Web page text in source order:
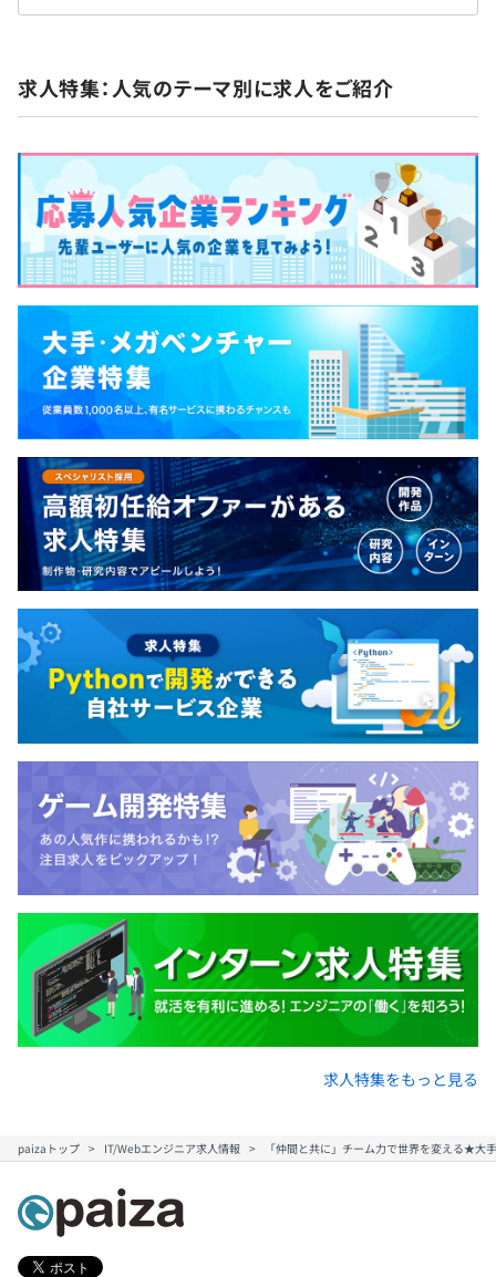
求人特集：人気のテーマ別に求人をご紹介
求人特集をもっと見る
paizaトップ IT/Webエンジニア求人情報 「仲間と共に」チーム力で世界を変える★大